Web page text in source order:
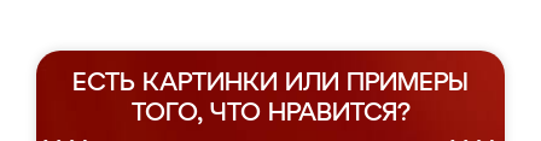
ЕСТЬ КАРТИНКИ ИЛИ ПРИМЕРЫ
ТОГО, ЧТО НРАВИТСЯ?